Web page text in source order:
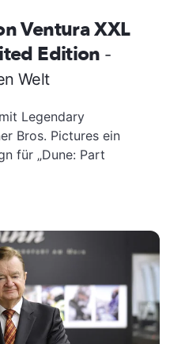
Ventura XXL
Edition -
Welt
Legendary
Bros. Pictures ein
für „Dune: Part